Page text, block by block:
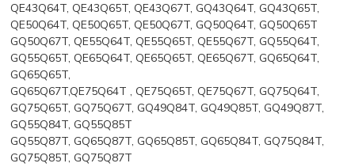
QE43Q64T, QE43Q65T, QE43Q67T, GQ43Q64T, GQ43Q65T,
QE50Q64T, QE50Q65T, QE50Q67T, GQ50Q64T, GQ50Q65T
GQ50Q67T, QE55Q64T, QE55Q65T, QE55Q67T, GQ55Q64T,
GQ55Q65T, QE65Q64T, QE65Q65T, QE65Q67T, GQ65Q64T,
GQ65Q65T,
GQ65Q67T,QE75Q64T , QE75Q65T, QE75Q67T, GQ75Q64T,
GQ75Q65T, GQ75Q67T, GQ49Q84T, GQ49Q85T, GQ49Q87T,
GQ55Q84T, GQ55Q85T
GQ55Q87T, GQ65Q87T, GQ65Q85T, GQ65Q84T, GQ75Q84T,
GQ75Q85T, GQ75Q87T